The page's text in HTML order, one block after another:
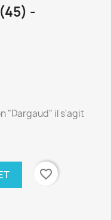
-
"Dargaud" il s'agit
favorite_border